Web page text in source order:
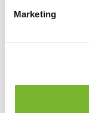
Marketing